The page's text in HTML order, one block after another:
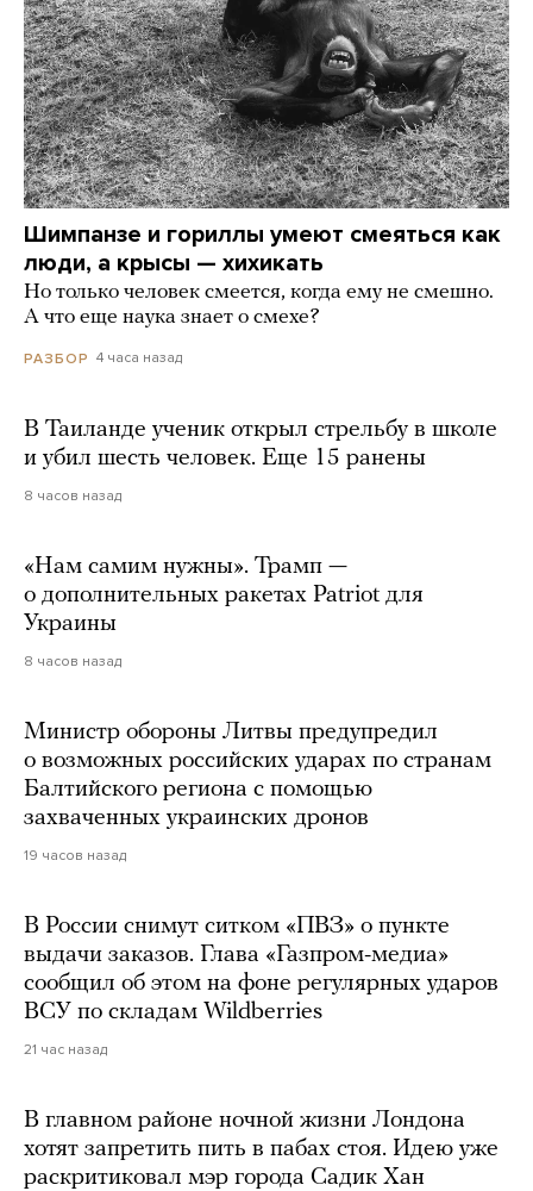
Шимпанзе и гориллы умеют смеяться как
люди, а крысы — хихикать
Но только человек смеется, когда ему не смешно.
А что еще наука знает о смехе?
РАЗБОР 4 часа назад
В Таиланде ученик открыл стрельбу в школе
и убил шесть человек. Еще 15 ранены
8 часов назад
«Нам самим нужны». Трамп —
о дополнительных ракетах Patriot для
Украины
8 часов назад
Министр обороны Литвы предупредил
о возможных российских ударах по странам
Балтийского региона с помощью
захваченных украинских дронов
19 часов назад
В России снимут ситком «ПВЗ» о пункте
выдачи заказов. Глава «Газпром-медиа»
сообщил об этом на фоне регулярных ударов
ВСУ по складам Wildberries
21 час назад
В главном районе ночной жизни Лондона
хотят запретить пить в пабах стоя. Идею уже
раскритиковал мэр города Садик Хан